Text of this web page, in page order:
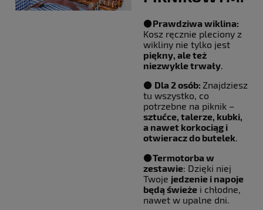
⚫️Prawdziwa wiklina:
Kosz ręcznie pleciony z
wikliny nie tylko jest
piękny, ale też
niezwykle trwały.
⚫️ Dla 2 osób: Znajdziesz
tu wszystko, co
potrzebne na piknik –
sztućce, talerze, kubki,
a nawet korkociąg i
otwieracz do butelek.
⚫️Termotorba w
zestawie: Dzięki niej
Twoje jedzenie i napoje
będą świeże i chłodne,
nawet w upalne dni.